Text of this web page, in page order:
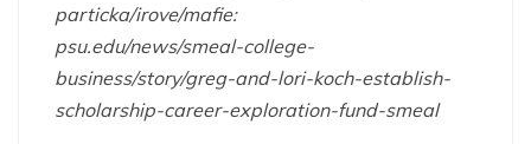
particka/irove/mafie:
psu.edu/news/smeal-college-
business/story/greg-and-lori-koch-establish-
scholarship-career-exploration-fund-smeal